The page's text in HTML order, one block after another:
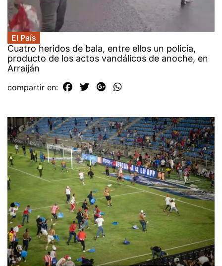
El País
Cuatro heridos de bala, entre ellos un policía,
producto de los actos vandálicos de anoche, en
Arraiján
compartir en: